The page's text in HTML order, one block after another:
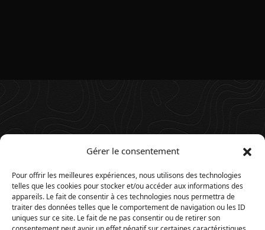
Gérer le consentement
Pour offrir les meilleures expériences, nous utilisons des technologies
telles que les cookies pour stocker et/ou accéder aux informations des
appareils. Le fait de consentir à ces technologies nous permettra de
traiter des données telles que le comportement de navigation ou les ID
uniques sur ce site. Le fait de ne pas consentir ou de retirer son